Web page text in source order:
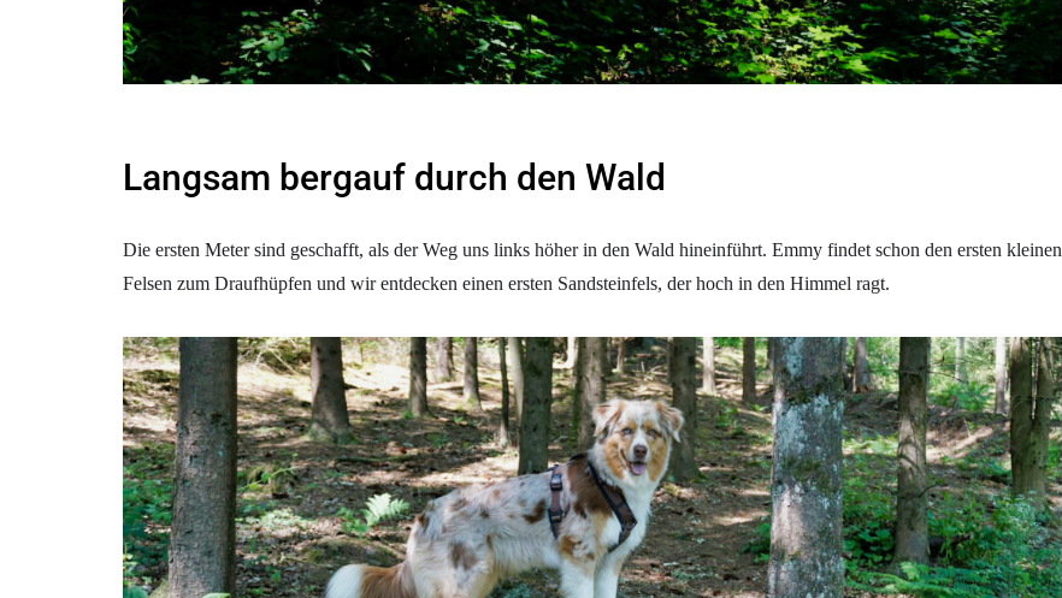
Langsam bergauf durch den Wald
Die ersten Meter sind geschafft, als der Weg uns links höher in den Wald hineinführt. Emmy findet schon den ersten kleinen
Felsen zum Draufhüpfen und wir entdecken einen ersten Sandsteinfels, der hoch in den Himmel ragt.